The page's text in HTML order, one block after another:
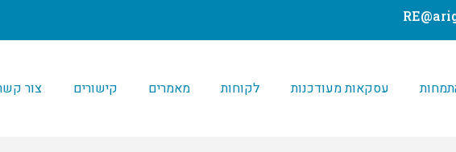
עסקאות מעודכנות לקוחות מאמרים קישורים צור